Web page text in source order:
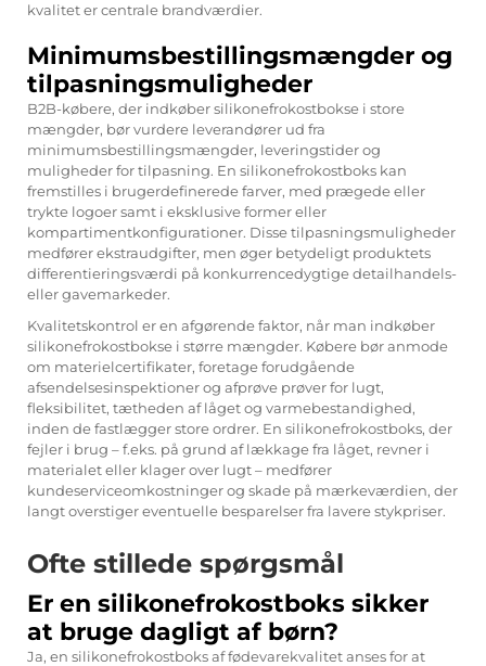
kvalitet er centrale brandværdier.
Minimumsbestillingsmængder og
tilpasningsmuligheder
B2B-købere, der indkøber silikonefrokostbokse i store
mængder, bør vurdere leverandører ud fra
minimumsbestillingsmængder, leveringstider og
muligheder for tilpasning. En silikonefrokostboks kan
fremstilles i brugerdefinerede farver, med prægede eller
trykte logoer samt i eksklusive former eller
kompartimentkonfigurationer. Disse tilpasningsmuligheder
medfører ekstraudgifter, men øger betydeligt produktets
differentieringsværdi på konkurrencedygtige detailhandels-
eller gavemarkeder.
Kvalitetskontrol er en afgørende faktor, når man indkøber
silikonefrokostbokse i større mængder. Købere bør anmode
om materielcertifikater, foretage forudgående
afsendelsesinspektioner og afprøve prøver for lugt,
fleksibilitet, tætheden af låget og varmebestandighed,
inden de fastlægger store ordrer. En silikonefrokostboks, der
fejler i brug – f.eks. på grund af lækkage fra låget, revner i
materialet eller klager over lugt – medfører
kundeserviceomkostninger og skade på mærkeværdien, der
langt overstiger eventuelle besparelser fra lavere stykpriser.
Ofte stillede spørgsmål
Er en silikonefrokostboks sikker
at bruge dagligt af børn?
Ja, en silikonefrokostboks af fødevarekvalitet anses for at